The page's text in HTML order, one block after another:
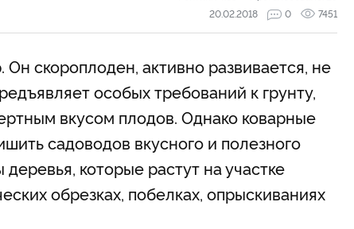
20.02.2018
0 7451
Он скороплоден, активно развивается, не
особых требований к грунту,
вкусом плодов. Однако коварные
садоводов вкусного и полезного
которые растут на участке
обрезках, побелках, опрыскиваниях